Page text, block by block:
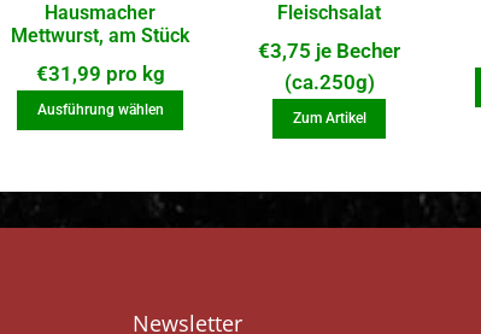
Hausmacher
Mettwurst, am Stück
€31,99 pro kg
Ausführung wählen
Fleischsalat
€3,75 je Becher
(ca.250g)
Zum Artikel
Newsletter